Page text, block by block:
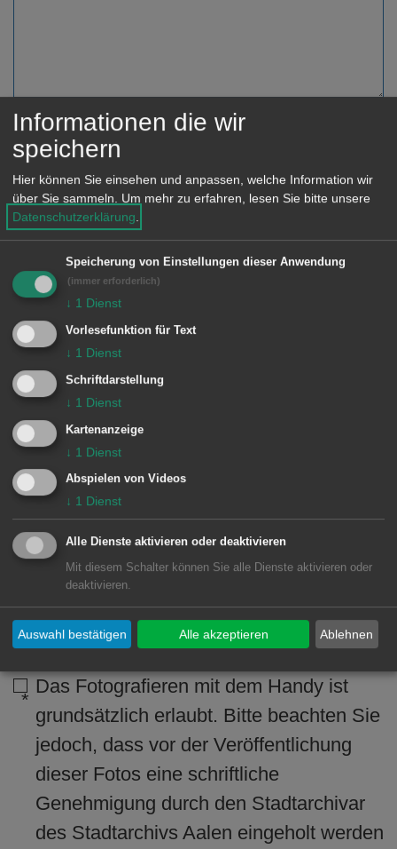
Ist eine Veröffentlichung geplant? Falls ja,
in welcher Form und wann?:
Wunschtermin:
vormittags
nachmittags
Ich willige ein, dass Name, Vorname und
Anschrift sowie Thema und Zweck der
Benutzung bei der Beratung anderer
Benutzer/innen mit ähnlichem Thema an
diese weitergegeben werden können*
ja
nein
Das Fotografieren mit dem Handy ist
grundsätzlich erlaubt. Bitte beachten Sie
jedoch, dass vor der Veröffentlichung
dieser Fotos eine schriftliche
Genehmigung durch den Stadtarchivar
des Stadtarchivs Aalen eingeholt werden
Informationen die wir
speichern
Hier können Sie einsehen und anpassen, welche Information wir
über Sie sammeln. Um mehr zu erfahren, lesen Sie bitte unsere
Datenschutzerklärung.
Speicherung von Einstellungen dieser Anwendung
(immer erforderlich)
↓ 1 Dienst
Vorlesefunktion für Text
↓ 1 Dienst
Schriftdarstellung
↓ 1 Dienst
Kartenanzeige
↓ 1 Dienst
Abspielen von Videos
↓ 1 Dienst
Alle Dienste aktivieren oder deaktivieren
Mit diesem Schalter können Sie alle Dienste aktivieren oder
deaktivieren.
Ablehnen
Auswahl bestätigen Alle akzeptieren